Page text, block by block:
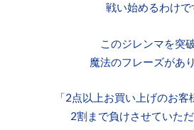
戦い始めるわけで
このジレンマを突
魔法のフレーズがあ
「2点以上お買い上げのお
2割まで負けさせていただ